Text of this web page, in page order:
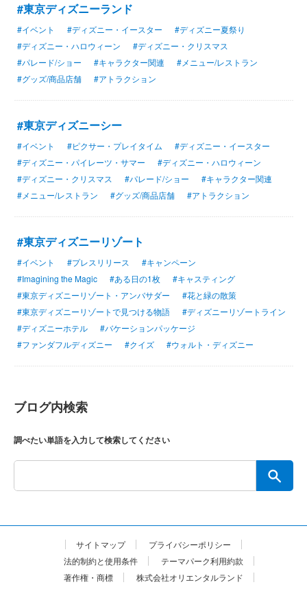
#東京ディズニーランド
#イベント #ディズニー・イースター
#ディズニー夏祭り
#ディズニー・ハロウィーン
#ディズニー・クリスマス
#パレード/ショー
#キャラクター関連
#メニュー/レストラン
#グッズ/商品店舗
#アトラクション
#東京ディズニーシー
#イベント #ピクサー・プレイタイム
#ディズニー・イースター
#ディズニー・パイレーツ・サマー
#ディズニー・ハロウィーン
#ディズニー・クリスマス
#パレード/ショー
#キャラクター関連
#メニュー/レストラン
#グッズ/商品店舗 #アトラクション
#東京ディズニーリゾート
#イベント #プレスリリース
#キャンペーン
#Imagining the Magic
#ある日の1枚
#キャスティング
#東京ディズニーリゾート・アンバサダー
#花と緑の散策
#東京ディズニーリゾートで見つける物語
#ディズニーリゾートライン
#ディズニーホテル
#バケーションパッケージ
#ファンダフルディズニー
#クイズ #ウォルト・ディズニー
ブログ内検索
調べたい単語を入力して検索してください
サイトマップ
プライバシーポリシー
法的制約と使用条件
テーマパーク利用約款
著作権・商標
株式会社オリエンタルランド